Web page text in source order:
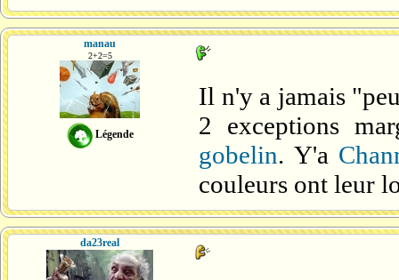
manau
2+2=5
Légende
Il n'y a jamais
2 exceptions
gobelin. Y'a
couleurs ont leur
da23real